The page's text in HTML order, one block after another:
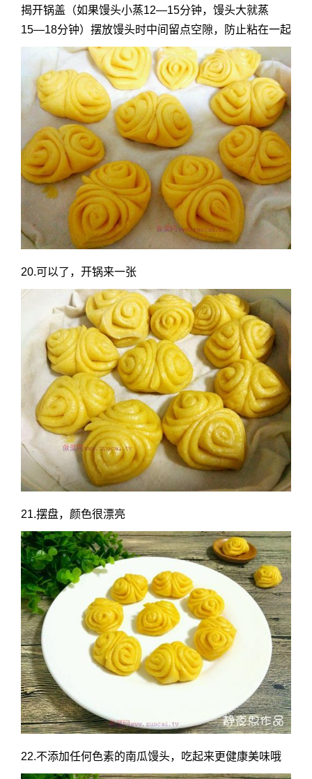
揭开锅盖（如果馒头小蒸12―15分钟，馒头大就蒸
15―18分钟）摆放馒头时中间留点空隙，防止粘在一起
20.可以了，开锅来一张
21.摆盘，颜色很漂亮
22.不添加任何色素的南瓜馒头，吃起来更健康美味哦